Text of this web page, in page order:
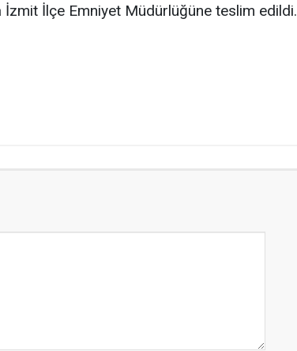
İzmit İlçe Emniyet Müdürlüğüne teslim edildi.